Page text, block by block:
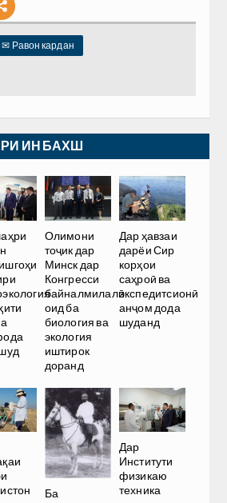
✉ Равон кардан
ИН БАХШ
Олимони
тоҷик дар
Минск дар
Конгресси
байналмилалӣ
оид ба
биология ва
экология
иштирок
доранд
Дар ҳавзаи
дарёи Сир
корҳои
саҳроӣ ва
экспедитсионӣ
анҷом дода
шуданд
Ба
Дар
Институти
физикаю
техника